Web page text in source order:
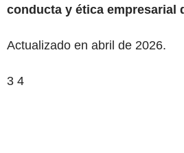
conducta y ética empresarial
Actualizado en abril de 2026.
3 4